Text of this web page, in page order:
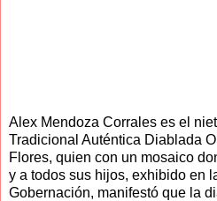
Alex Mendoza Corrales es el
Tradicional Auténtica Diablada
Flores, quien con un mosaico
y a todos sus hijos, exhibido en
Gobernación, manifestó que la